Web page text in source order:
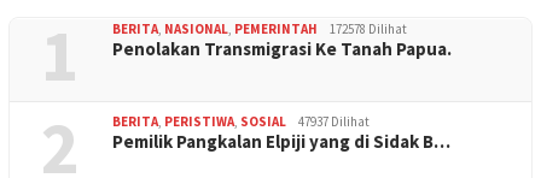
1 BERITA NASIONAL PEMERINTAH 172578 Dilihat
Penolakan Transmigrasi Ke Tanah Papua.
2 BERITA PERISTIWA SOSIAL 47937 Dilihat
Pemilik Pangkalan Elpiji yang di Sidak B…